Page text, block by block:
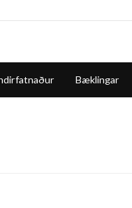
Bæklingar